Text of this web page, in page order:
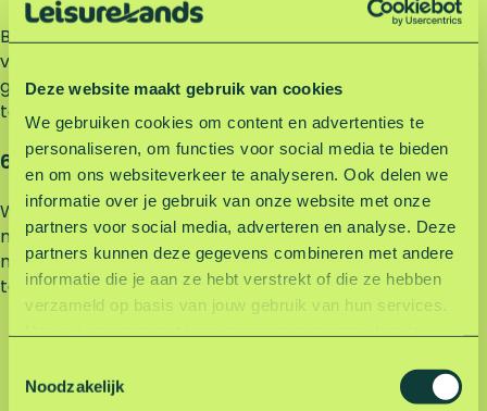
Deze website maakt gebruik van cookies
We gebruiken cookies om content en advertenties te
personaliseren, om functies voor social media te bieden
en om ons websiteverkeer te analyseren. Ook delen we
informatie over je gebruik van onze website met onze
partners voor social media, adverteren en analyse. Deze
partners kunnen deze gegevens combineren met andere
informatie die je aan ze hebt verstrekt of die ze hebben
verzameld op basis van jouw gebruik van hun services.
privacyverklaring
Noodzakelijk
Bij zakelijke relaties verwerken we persoonsgegevens
van medewerkers of contactpersonen op basis van ons
gerechtvaardigd belang, namelijk om de samenwerking
te onderhouden en gemaakte afspraken uit te voeren.
6. Beveiliging van persooonsgegevens
Wij zorgen dat jouw gegevens goed beveiligd zijn. We
nemen daarom technische en organisatorische
maatregelen om misbruik, verlies of ongeoorloofde
toegang te voorkomen. Zo gebruiken we onder andere:
beveiligde (SSL/TLS) verbindingen;
sterke wachtwoorden;